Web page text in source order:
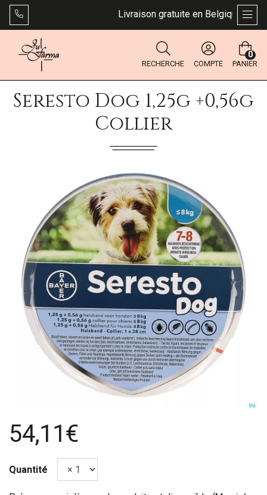
Livraison gratuite en Belgique dès
RECHERCHE COMPTE PANIER
0
Seresto Dog 1,25g +0,56g
Collier
54,11€
Quantité